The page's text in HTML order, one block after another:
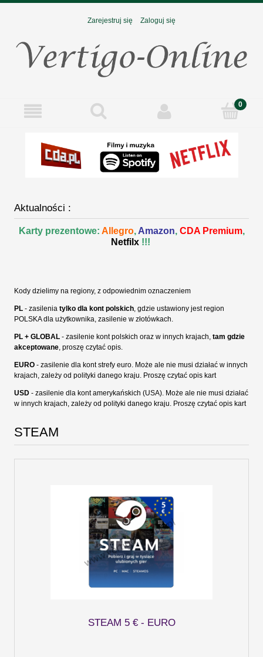
Zarejestruj się Zaloguj się
Aktualności :
Karty prezentowe: Allegro, Amazon, CDA Premium,
Netfilx!!!
Kody dzielimy na regiony, z odpowiednim oznaczeniem
PL - zasilenia tylko dla kont polskich, gdzie ustawiony jest region
POLSKA dla użytkownika, zasilenie w złotówkach.
PL + GLOBAL - zasilenie kont polskich oraz w innych krajach, tam gdzie
akceptowane, proszę czytać opis.
EURO - zasilenie dla kont strefy euro. Może ale nie musi działać w innych
krajach, zależy od polityki danego kraju. Proszę czytać opis kart
USD - zasilenie dla kont amerykańskich (USA). Może ale nie musi działać
w innych krajach, zależy od polityki danego kraju. Proszę czytać opis kart
STEAM
STEAM 5 € - EURO